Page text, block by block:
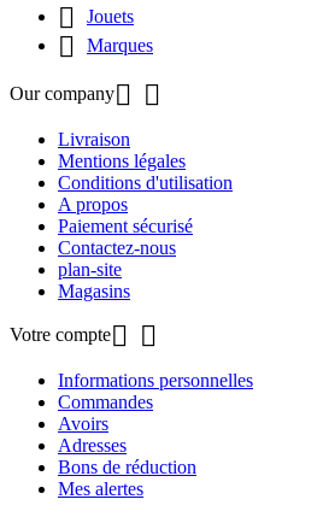
 Jouets
 Marques
Our company 
Livraison
Mentions légales
Conditions d'utilisation
A propos
Paiement sécurisé
Contactez-nous
plan-site
Magasins
Votre compte 
Informations personnelles
Commandes
Avoirs
Adresses
Bons de réduction
Mes alertes